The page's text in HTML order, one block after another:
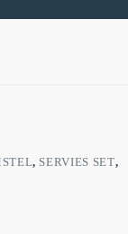
, SERVIES SET,